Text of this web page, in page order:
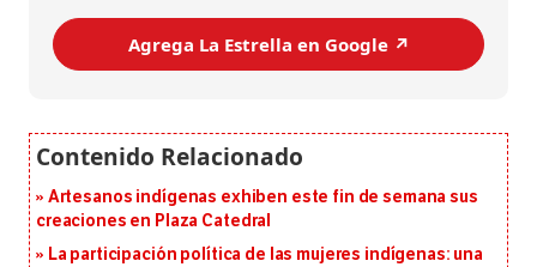
Agrega La Estrella en Google ↗️
Artesanos indígenas exhiben este fin de semana sus
creaciones en Plaza Catedral
La participación política de las mujeres indígenas: una